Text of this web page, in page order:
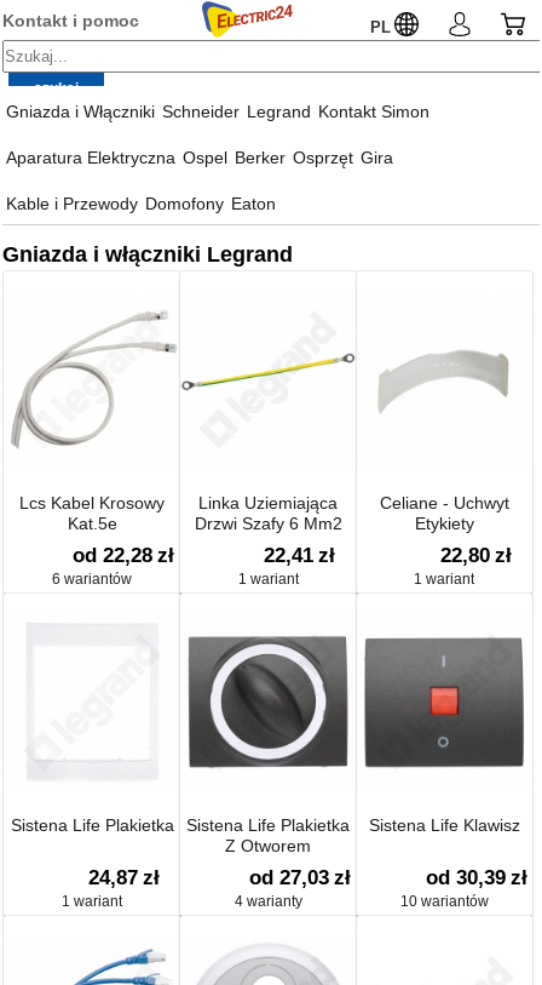
Kontakt i pomoc PL
Gniazda i Włączniki Schneider Legrand Kontakt Simon
Aparatura Elektryczna Ospel Berker Osprzęt Gira
Kable i Przewody Domofony Eaton
Gniazda i włączniki Legrand
Lcs Kabel Krosowy
Kat.5e
od 22,28 zł
6 wariantów
Linka Uziemiająca
Drzwi Szafy 6 Mm2
22,41 zł
1 wariant
Celiane - Uchwyt
Etykiety
22,80 zł
1 wariant
Sistena Life Plakietka
24,87 zł
1 wariant
Sistena Life Plakietka
Z Otworem
od 27,03 zł
4 warianty
Sistena Life Klawisz
od 30,39 zł
10 wariantów